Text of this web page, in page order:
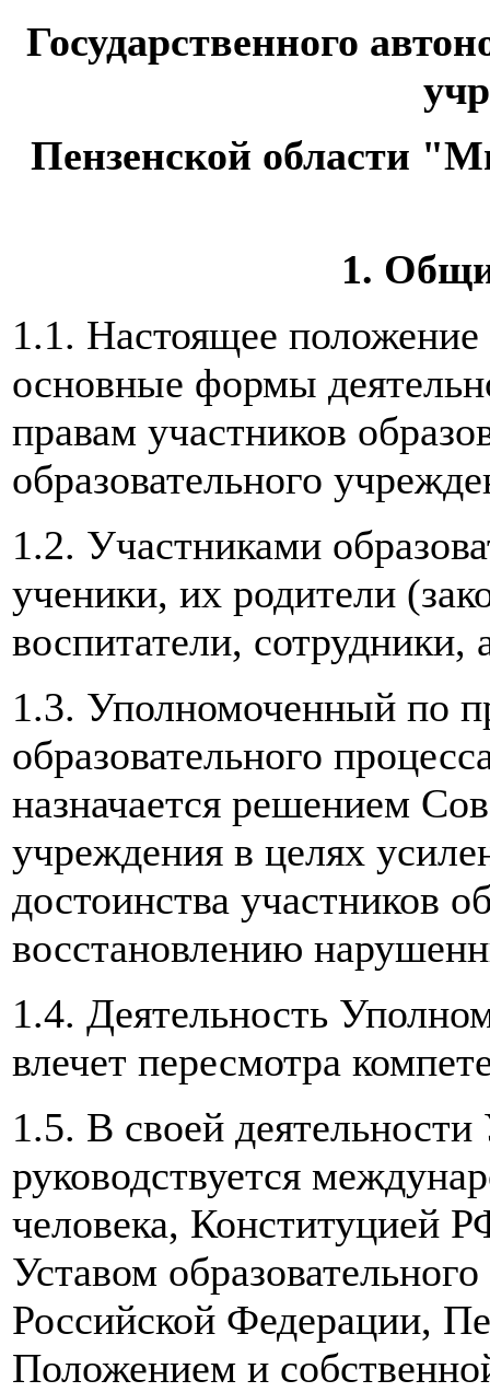
Государственного
Пензенской области
1.
1.1. Настоящее
основные формы
правам участников
образовательного
1.2. Участниками
ученики, их родители
воспитатели,
1.3. Уполномоченный по
образовательного
назначается решением
учреждения в целях
достоинства участников
восстановлению
1.4. Деятельность
влечет пересмотра
1.5. В своей
руководствуется
человека, Конституцией
Уставом
Российской Федерации,
Положением и